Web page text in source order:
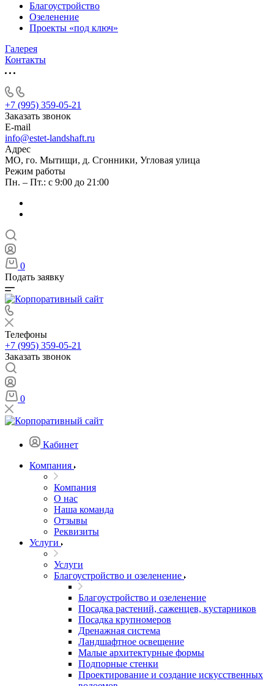
Благоустройство
Озеленение
Проекты «под ключ»
Галерея
Контакты
+7 (995) 359-05-21
Заказать звонок
E-mail
info@estet-landshaft.ru
Адрес
МО, го. Мытищи, д. Сгонники, Угловая улица
Режим работы
Пн. – Пт.: с 9:00 до 21:00
0
Подать заявку
Телефоны
+7 (995) 359-05-21
Заказать звонок
0
Кабинет
Компания
Компания
О нас
Наша команда
Отзывы
Реквизиты
Услуги
Услуги
Благоустройство и озеленение
Благоустройство и озеленение
Посадка растений, саженцев, кустарников
Посадка крупномеров
Дренажная система
Ландшафтное освещение
Малые архитектурные формы
Подпорные стенки
Проектирование и создание искусственных